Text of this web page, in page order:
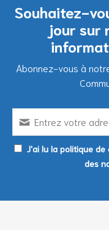
Souhaitez-
jour sur
Abonnez-vous à
J'ai lu la politique
des